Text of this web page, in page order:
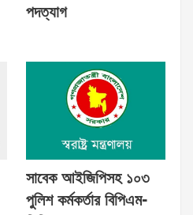
পদত্যাগ
সাবেক আইজিপিসহ ১০৩
পুলিশ কর্মকর্তার বিপিএম-